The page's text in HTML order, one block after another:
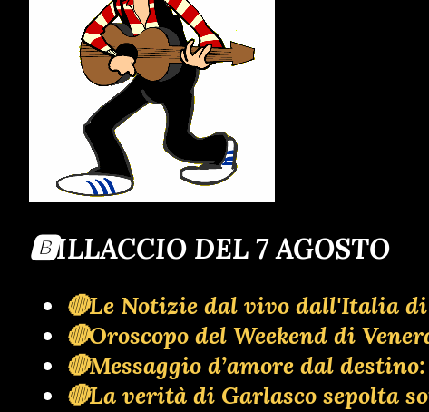
🅱️ILLACCIO DEL 7 AGOSTO
🔴Le Notizie dal vivo dall'Italia
🔴Oroscopo del Weekend di
🔴Messaggio d’amore dal
🔴La verità di Garlasco sepolta